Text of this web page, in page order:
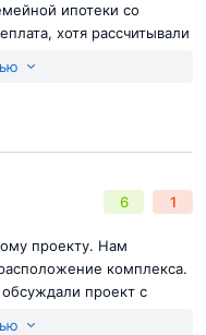
на сайте
ипотеки со
хотя рассчитывали
около 7. Зато
6 1
проекту. Нам
комплекса.
проект с